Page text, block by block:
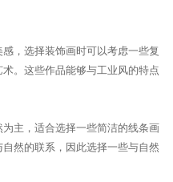
，选择装饰画时可以考虑一些复
。这些作品能够与工业风的特点
主，适合选择一些简洁的线条画
然的联系，因此选择一些与自然